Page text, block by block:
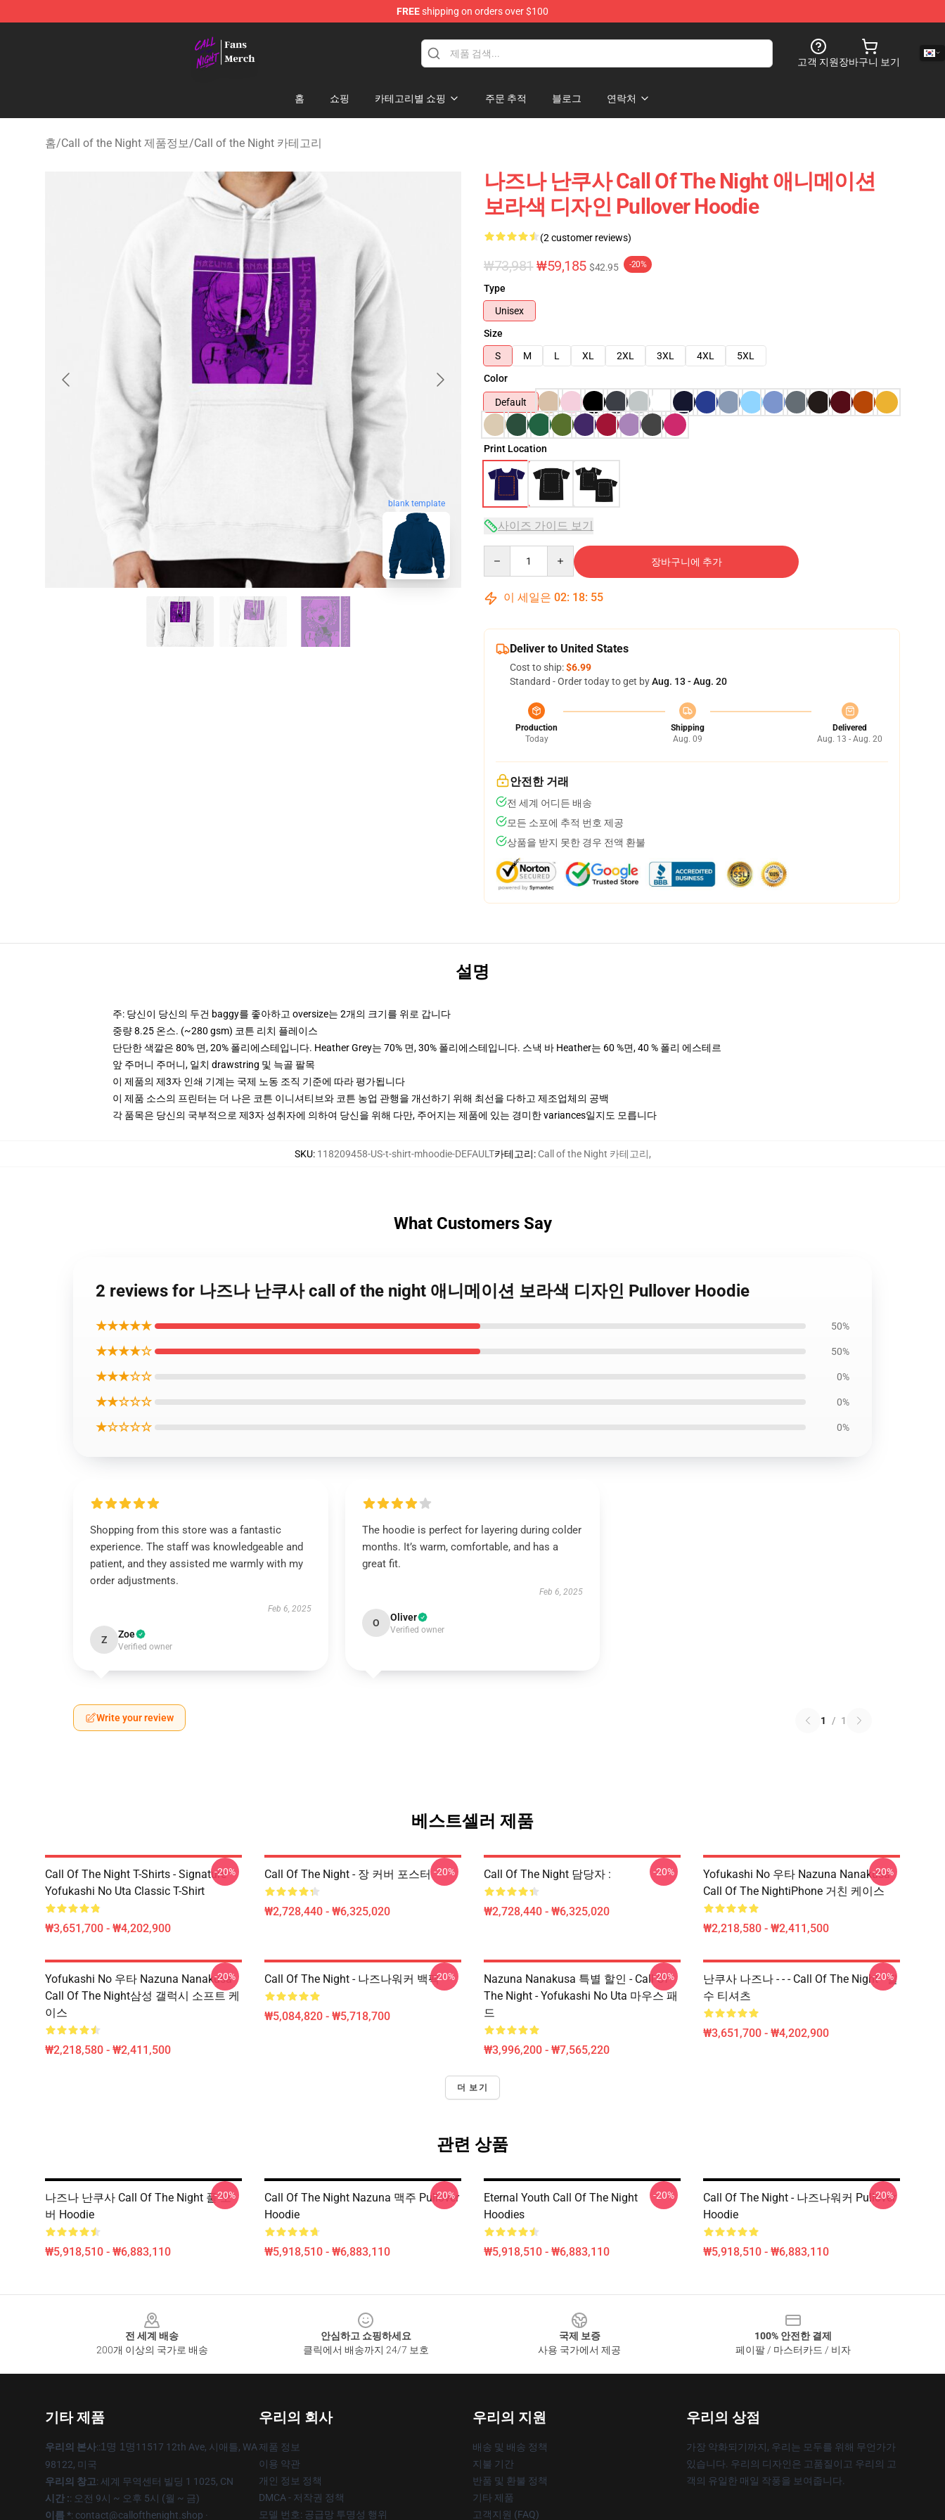
FREEshipping on orders over $100
고객 지원장바구니 보기
홈 쇼핑 카테고리별 쇼핑 주문 추적 블로그 연락처
홈/Call of the Night 제품정보/Call of the Night 카테고리
blank template
나즈나 난쿠사 Call Of The Night 애니메이션
보라색 디자인 Pullover Hoodie
(2 customer reviews)
₩73,981 ₩59,185 $42.95 -20%
Type
Unisex
Size
S
M L XL 2XL 3XL 4XL
5XL
Color
Default
Print Location
사이즈 가이드 보기
장바구니에 추가
이 세일은 02: 18: 54
Deliver to United States
Cost to ship:$6.99
Standard - Order today to get byAug. 13 - Aug. 20
Production
Today
Shipping
Aug. 09
Delivered
Aug. 13 - Aug. 20
안전한 거래
전 세계 어디든 배송
모든 소포에 추적 번호 제공
상품을 받지 못한 경우 전액 환불
설명
주: 당신이 당신의 두건 baggy를 좋아하고 oversize는 2개의 크기를 위로 갑니다
중량 8.25 온스. (~280 gsm) 코튼 리치 플레이스
단단한 색깔은 80% 면, 20% 폴리에스테입니다. Heather Grey는 70% 면, 30% 폴리에스테입니다. 스낵 바 Heather는 60 %면, 40 % 폴리 에스테르
앞 주머니 주머니, 일치 drawstring 및 늑골 팔목
이 제품의 제3자 인쇄 기계는 국제 노동 조직 기준에 따라 평가됩니다
이 제품 소스의 프린터는 더 나은 코튼 이니셔티브와 코튼 농업 관행을 개선하기 위해 최선을 다하고 제조업체의 공백
각 품목은 당신의 국부적으로 제3자 성취자에 의하여 당신을 위해 다만, 주어지는 제품에 있는 경미한 variances일지도 모릅니다
SKU: 118209458-US-t-shirt-mhoodie-DEFAULT카테고리: Call of the Night 카테고리,
What Customers Say
2 reviews for 나즈나 난쿠사 call of the night 애니메이션 보라색 디자인 Pullover Hoodie
★★★★★ 50%
★★★★☆ 50%
★★★☆☆ 0%
★★☆☆☆ 0%
★☆☆☆☆ 0%
Shopping from this store was a fantastic
experience. The staff was knowledgeable and
patient, and they assisted me warmly with my
order adjustments.
Feb 6, 2025
Z Zoe
Verified owner
The hoodie is perfect for layering during colder
months. It’s warm, comfortable, and has a
great fit.
Feb 6, 2025
O Oliver
Verified owner
Write your review 1 / 1
베스트셀러 제품
Call Of The Night T-Shirts - Signature
Yofukashi No Uta Classic T-Shirt
₩3,651,700 - ₩4,202,900
-20% Call Of The Night - 장 커버 포스터
₩2,728,440 - ₩6,325,020
-20% Call Of The Night 담당자 :
₩2,728,440 - ₩6,325,020
-20%
Yofukashi No 우타 Nazuna Nanakusa
Call Of The NightiPhone 거친 케이스
₩2,218,580 - ₩2,411,500
-20%
Yofukashi No 우타 Nazuna Nanakusa
Call Of The Night삼성 갤럭시 소프트 케
이스
₩2,218,580 - ₩2,411,500
-20% Call Of The Night - 나즈나워커 백팩
₩5,084,820 - ₩5,718,700
-20%
Nazuna Nanakusa 특별 할인 - Call Of
The Night - Yofukashi No Uta 마우스 패
드
₩3,996,200 - ₩7,565,220
-20%
난쿠사 나즈나 - - - Call Of The Night - 필
수 티셔츠
₩3,651,700 - ₩4,202,900
-20%
더 보기
관련 상품
나즈나 난쿠사 Call Of The Night 풀 오
버 Hoodie
₩5,918,510 - ₩6,883,110
-20%
Call Of The Night Nazuna 맥주 Pullover
Hoodie
₩5,918,510 - ₩6,883,110
-20%
Eternal Youth Call Of The Night
Hoodies
₩5,918,510 - ₩6,883,110
-20%
Call Of The Night - 나즈나워커 Pullover
Hoodie
₩5,918,510 - ₩6,883,110
-20%
전 세계 배송
200개 이상의 국가로 배송
안심하고 쇼핑하세요
클릭에서 배송까지 24/7 보호
국제 보증
사용 국가에서 제공
100% 안전한 결제
페이팔 / 마스터카드 / 비자
기타 제품
우리의 본사::1명 1명11517 12th Ave, 시애틀, WA
98122, 미국
우리의 창고: 세계 무역센터 빌딩 1 1025, CN
시간 :: 오전 9시 ~ 오후 5시 (월 ~ 금)
이름 *: contact@callofthenight.shop ·
우리의 회사
제품 정보
이용 약관
개인 정보 정책
DMCA - 저작권 정책
모델 번호: 공급망 투명성 행위
우리의 지원
배송 및 배송 정책
지불 기간
반품 및 환불 정책
기타 제품
고객지원 (FAQ)
우리의 상점
가장 악화되기까지, 우리는 모두를 위해 무언가가
있습니다. 우리의 디자인은 고품질이고 우리의 고
객의 유일한 매일 작풍을 보여줍니다.